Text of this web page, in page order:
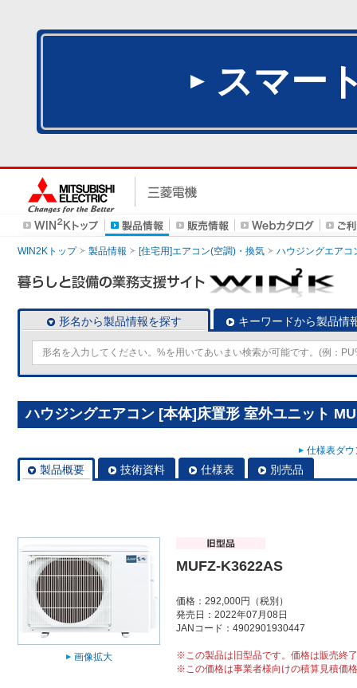
スマー
WIN2Kトップ 製品情報 [住宅用]エアコン(空調)・換気 ハウジングエアコ
形名から製品情報を探す キーワードから製品情
ハウジングエアコン [本体]床置形 室外ユニット
仕様表ダ
製品概要 技術資料 仕様表 別売品
画像拡大
MUFZ-K3622AS
価格：292,000円（税別）
発売日：2022年07月08日
JANコード：4902901930447
※この製品は旧型品です。価格は販売終
※この価格は事業者様向けの積算見積価